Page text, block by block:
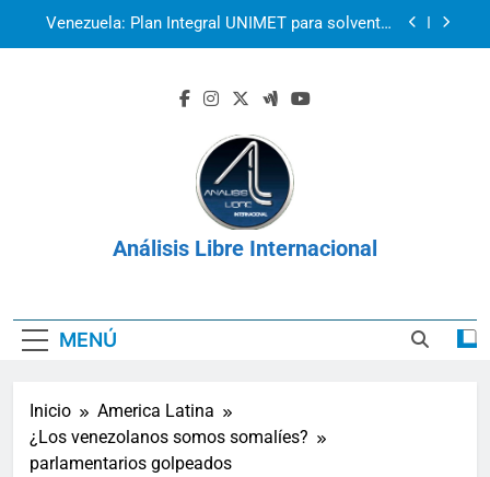
Venezuela: Plan Integral UNIMET para solventar
La prisión como herramienta de control:
Venezuela, Cuba y Nicaragua 2026
Venezuela: Plan Integral UNIMET para solventar
la crisis apocalíptica de La Guaira
Análisis Libre Internacional
MENÚ
Inicio
America Latina
¿Los venezolanos somos somalíes?
parlamentarios golpeados